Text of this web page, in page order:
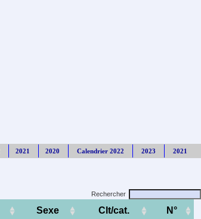
2021 2020 Calendrier 2022 2023 2021
Rechercher
Sexe Clt/cat. N°